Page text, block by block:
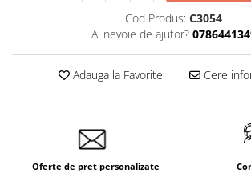
Intrerupatoare Touch / Standard
Italian
Cod Produs: C3054
Ai nevoie de ajutor?
Adauga la Favorite Cere
Oferte de pret personalizate